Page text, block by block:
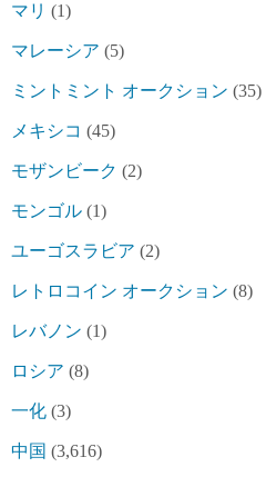
マリ (1)
マレーシア (5)
ミントミント オークション (35)
メキシコ (45)
モザンビーク (2)
モンゴル (1)
ユーゴスラビア (2)
レトロコイン オークション (8)
レバノン (1)
ロシア (8)
一化 (3)
中国 (3,616)